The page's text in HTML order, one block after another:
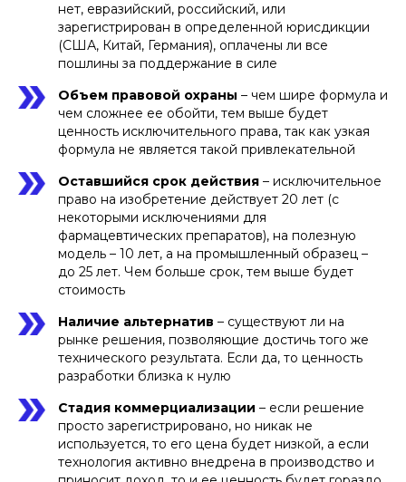
нет, евразийский, российский, или
зарегистрирован в определенной юрисдикции
(США, Китай, Германия), оплачены ли все
пошлины за поддержание в силе
Объем правовой охраны – чем шире формула и
чем сложнее ее обойти, тем выше будет
ценность исключительного права, так как узкая
формула не является такой привлекательной
Оставшийся срок действия – исключительное
право на изобретение действует 20 лет (с
некоторыми исключениями для
фармацевтических препаратов), на полезную
модель – 10 лет, а на промышленный образец –
до 25 лет. Чем больше срок, тем выше будет
стоимость
Наличие альтернатив – существуют ли на
рынке решения, позволяющие достичь того же
технического результата. Если да, то ценность
разработки близка к нулю
Стадия коммерциализации – если решение
просто зарегистрировано, но никак не
используется, то его цена будет низкой, а если
технология активно внедрена в производство и